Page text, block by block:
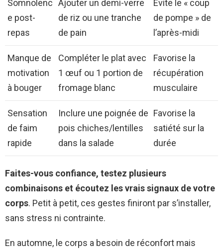
Somnolenc
e post-
repas
Ajouter un demi-verre
de riz ou une tranche
de pain
Évite le « coup
de pompe » de
l’après-midi
Manque de
motivation
à bouger
Compléter le plat avec
1 œuf ou 1 portion de
fromage blanc
Favorise la
récupération
musculaire
Sensation
de faim
rapide
Inclure une poignée de
pois chiches/lentilles
dans la salade
Favorise la
satiété sur la
durée
Faites-vous confiance, testez plusieurs
combinaisons et écoutez les vrais signaux de votre
corps. Petit à petit, ces gestes finiront par s’installer,
sans stress ni contrainte.
En automne, le corps a besoin de réconfort mais